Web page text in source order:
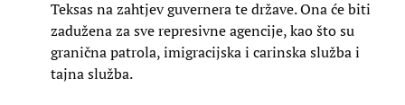
Teksas na zahtjev guvernera te države. Ona će biti
zadužena za sve represivne agencije, kao što su
granična patrola, imigracijska i carinska služba i
tajna služba.